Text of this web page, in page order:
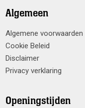
Algemeen
Algemene voorwaarden
Cookie Beleid
Disclaimer
Privacy verklaring
Openingstijden